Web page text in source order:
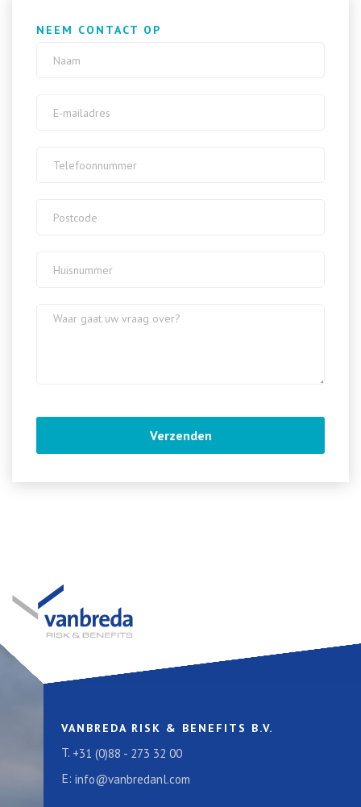
NEEM CONTACT OP
VANBREDA RISK & BENEFITS B.V.
T. +31 (0)88 - 273 32 00
E: info@vanbredanl.com